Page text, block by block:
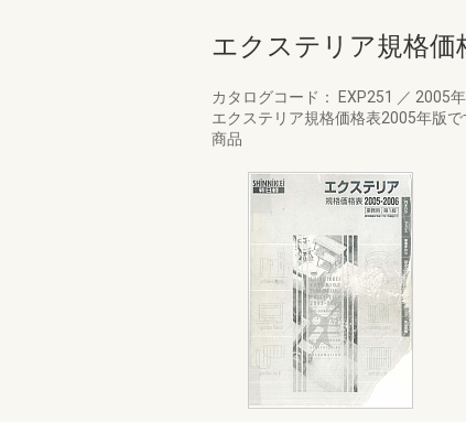
エクステリア規格価
カタログコード： EXP251 ／ 2005
エクステリア規格価格表2005年版
商品